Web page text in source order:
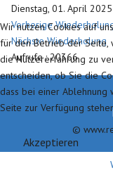
Dienstag, 01. April 2025
Vorherige
Nächste Wiederholung
Aufrufe: 20366
©
Wir nutzen Cookies auf
für den Betrieb der Seite,
die Nutzererfahrung zu
entscheiden, ob Sie die
dass bei einer Ablehnung
Seite zur Verfügung
Akzeptieren